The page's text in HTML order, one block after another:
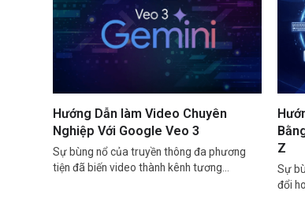
Hướng Dẫn làm Video Chuyên
Nghiệp Với Google Veo 3
Sự bùng nổ của truyền thông đa phương
tiện đã biến video thành kênh tương…
Z
Sự
đổi